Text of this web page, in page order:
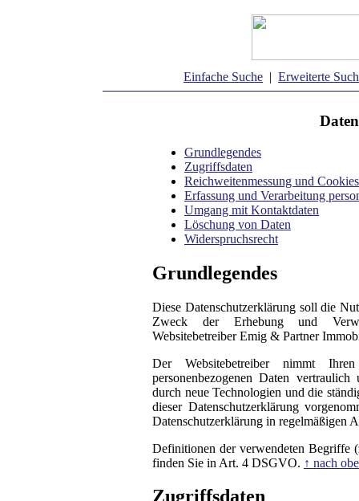
Einfache Suche | Erweiterte
Grundlegendes
Zugriffsdaten
Reichweitenmessung und Cookies
Erfassung und Verarbeitung
Umgang mit Kontaktdaten
Löschung von Daten
Widerspruchsrecht
Grundlegendes
Diese Datenschutzerklärung soll die
Zweck der Erhebung und
Websitebetreiber Emig & Partner
Der Websitebetreiber nimmt
personenbezogenen Daten
durch neue Technologien und die
dieser Datenschutzerklärung
Datenschutzerklärung in regelmäßigen
Definitionen der verwendeten Begriffe
finden Sie in Art. 4 DSGVO. ↑ nach
Zugriffsdaten